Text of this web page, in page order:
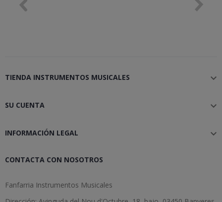
TIENDA INSTRUMENTOS MUSICALES 
SU CUENTA 
INFORMACIÓN LEGAL 
CONTACTA CON NOSOTROS
Fanfarria Instrumentos Musicales